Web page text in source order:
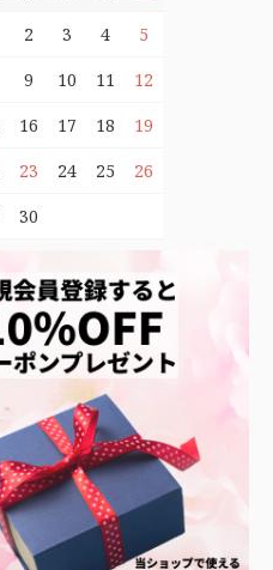
2 3 4
5
9 10 11
12
16 17 18
19
23 24 25
26
30